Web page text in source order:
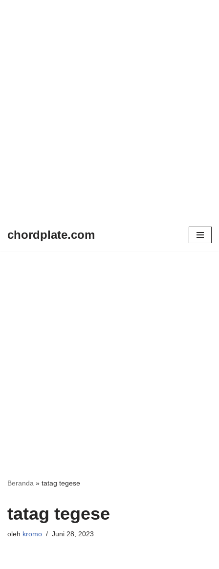
chordplate.com
Beranda » tatag tegese
tatag tegese
oleh kromo Juni 28, 2023